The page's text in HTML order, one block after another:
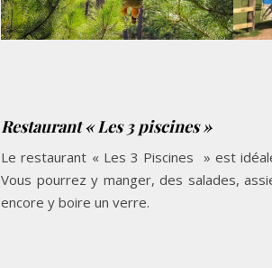
Restaurant « Les 3 piscines »
Le restaurant « Les 3 Piscines » est
Vous pourrez y manger, des salades,
encore y boire un verre.